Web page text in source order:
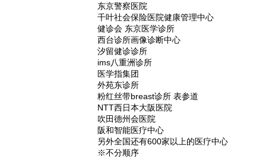
东京警察医院
千叶社会保险医院健康管理中心
健诊会 东京医学诊所
西台诊所画像诊断中心
汐留健诊诊所
ims八重洲诊所
医学指集团
外苑东诊所
粉红丝带breast诊所 表参道
NTT西日本大阪医院
吹田德州会医院
阪和智能医疗中心
另外全国还有600家以上的医疗中心
※不分顺序